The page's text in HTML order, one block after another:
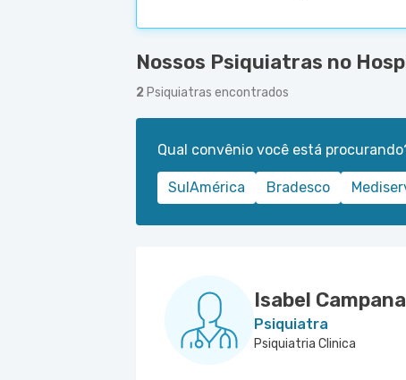
Nossos Psiquiatras no
2 Psiquiatras encontrados
Qual convênio você está
SulAmérica Bradesco
Isabel
Psiquiatra
Psiquiatria Clinica